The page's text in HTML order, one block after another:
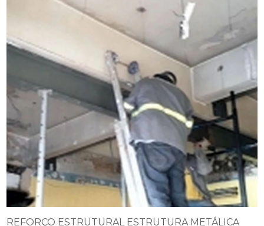
REFORÇO ESTRUTURAL ESTRUTURA METÁLICA